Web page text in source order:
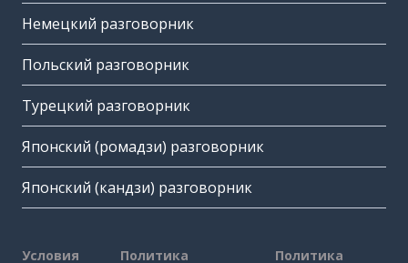
Немецкий разговорник
Польский разговорник
Турецкий разговорник
Японский (ромадзи) разговорник
Японский (кандзи) разговорник
Условия Политика Политика